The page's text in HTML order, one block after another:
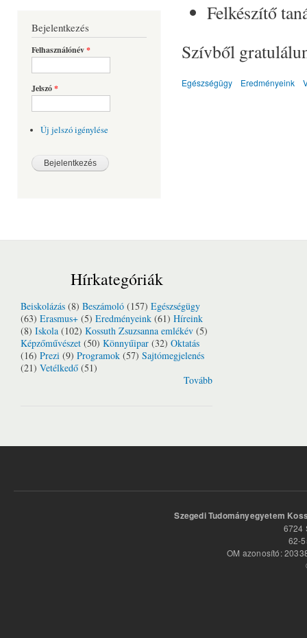
Bejelentkezés
Felhasználónév*
Jelszó*
Új jelszó igénylése
Felkészítő
Szívből
Egészségügy Eredményeink
Hírkategóriák
Beiskolázás (8) Beszámoló (157) Egészségügy
(63) Erasmus+ (5) Eredményeink (61) Híreink
(8) Iskola (102) Kossuth Zsuzsanna emlékév (5)
Képzőművészet (50) Könnyűipar (32) Oktatás
(16) Prezi (9) Programok (57) Sajtómegjelenés
(21) Vetélkedő (51)
Tovább
Szegedi Tudományegyetem
6724
62-
OM azonosító: